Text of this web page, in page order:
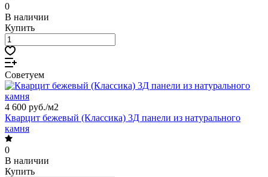
0
В наличии
Купить
Советуем
4 600 руб./м2
Кварцит бежевый (Классика) 3Д панели из натурального
камня
0
В наличии
Купить